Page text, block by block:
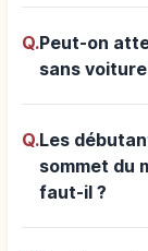
Q.Peut-on
sans voiture
Q.Les
sommet du
faut-il ?